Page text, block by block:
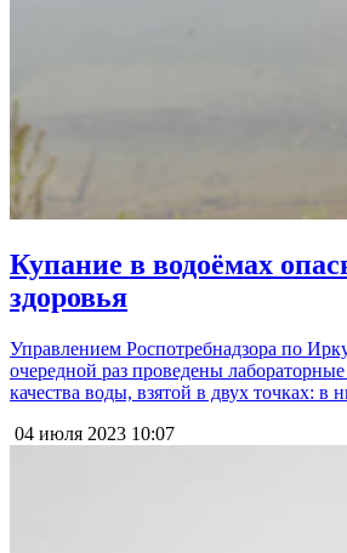
Купание в водоёмах
здоровья
Управлением Роспотребнадзора по
очередной раз проведены
качества воды, взятой в двух точках:
04 июля 2023 10:07